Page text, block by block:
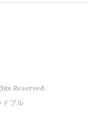
Reserved.
ドブル